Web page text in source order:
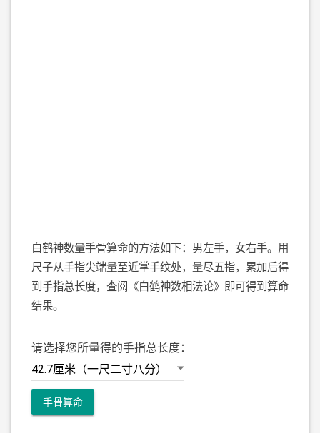
白鹤神数量手骨算命的方法如下：男左手，女右手。用
尺子从手指尖端量至近掌手纹处，量尽五指，累加后得
到手指总长度，查阅《白鹤神数相法论》即可得到算命
结果。
请选择您所量得的手指总长度：
手骨算命